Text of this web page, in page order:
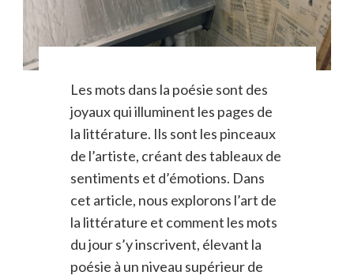
Les mots dans la poésie sont des
joyaux qui illuminent les pages de
la littérature. Ils sont les pinceaux
de l’artiste, créant des tableaux de
sentiments et d’émotions. Dans
cet article, nous explorons l’art de
la littérature et comment les mots
du jour s’y inscrivent, élevant la
poésie à un niveau supérieur de